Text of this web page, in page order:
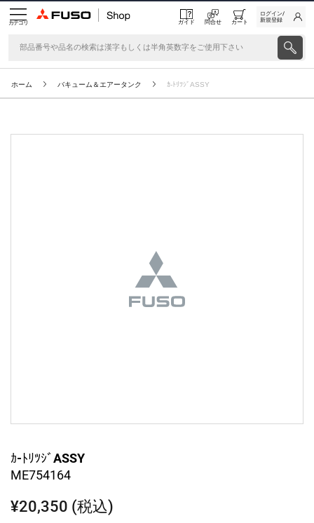
カテゴリ ガイド 問合せ カート
ログイン/
新規登録
ホーム バキューム＆エアータンク ｶ-ﾄﾘﾂｼﾞASSY
ｶ-ﾄﾘﾂｼﾞASSY
ME754164
¥20,350 (税込)